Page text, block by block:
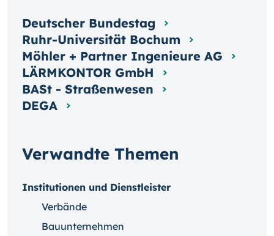
Verwandte Themen
Institutionen und Dienstleister
Verbände
Bauunternehmen
Deutscher Bundestag
Ruhr-Universität Bochum
Möhler + Partner Ingenieure AG
LÄRMKONTOR GmbH
BASt - Straßenwesen
DEGA